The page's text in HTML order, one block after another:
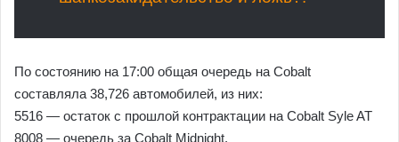
По состоянию на 17:00 общая очередь на Cobalt
составляла 38,726 автомобилей, из них:
5516 — остаток с прошлой контрактации на Cobalt Syle AT
8008 — очередь за Cobalt Midnight.